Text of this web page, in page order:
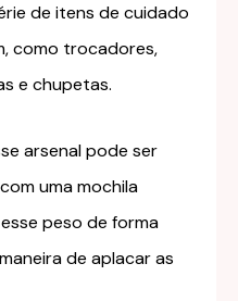
de itens de cuidado
como trocadores,
e chupetas.
arsenal pode ser
uma mochila
peso de forma
de aplacar as